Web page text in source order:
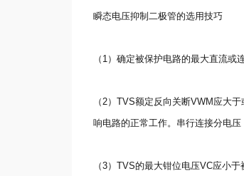
瞬态电压抑制二极管的选用技巧
（1）确定被保护电路的最大直流或
（2）TVS额定反向关断VWM应大
响电路的正常工作。串行连接分电压
（3）TVS的最大钳位电压VC应小于